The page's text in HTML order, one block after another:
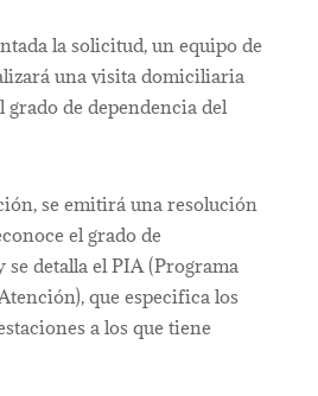
la solicitud, un equipo de
una visita domiciliaria
grado de dependencia del
se emitirá una resolución
el grado de
se detalla el PIA (Programa
que especifica los
a los que tiene